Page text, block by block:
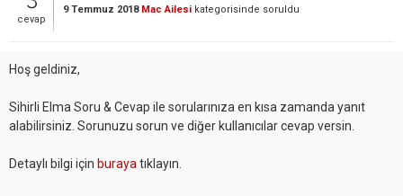
cevap
9 Temmuz 2018 Mac Ailesi kategorisinde soruldu
Hoş geldiniz,
Sihirli Elma Soru & Cevap ile sorularınıza en kısa zamanda yanıt
alabilirsiniz. Sorunuzu sorun ve diğer kullanıcılar cevap versin.
Detaylı bilgi için buraya tıklayın.